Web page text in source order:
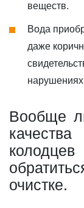
веществ.
Вода
даже
нарушениях
Вообще
очистке.